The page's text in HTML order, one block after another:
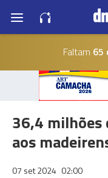
Faltam 65
36,4 milhões
aos
07 set 2024 02:00